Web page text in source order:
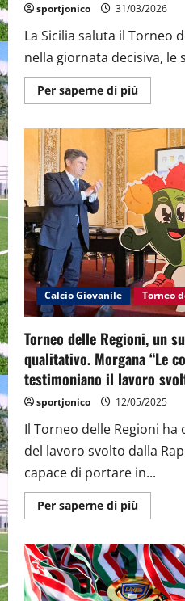
sportjonico 31/03/2026
La Sicilia saluta il Torneo
nella giornata decisiva, le
Per saperne di piùMaggiori
Sicilia
saluta
Torneo
delle
Regioni,
in
tutte
le
Calcio Giovanile Torneo
Torneo delle Regioni, un
qualitativo. Morgana “Le
testimoniano il lavoro
sportjonico 12/05/2025
Il Torneo delle Regioni
del lavoro svolto dalla
capace di portare in...
Per saperne di piùMaggiori
delle
Regioni,
un
sul